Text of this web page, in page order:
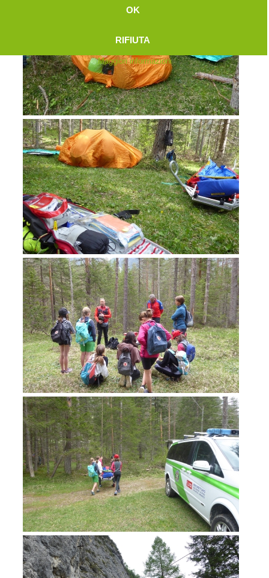
Attuali
Rapporti annuali
DIVENTARE VOLONTARI
OK
RIFIUTA
Maggiori informazioni